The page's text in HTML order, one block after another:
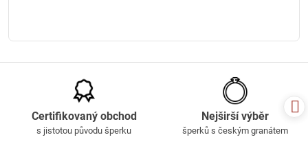
Certifikovaný obchod
s jistotou původu šperku
Nejširší výběr
šperků s českým granátem